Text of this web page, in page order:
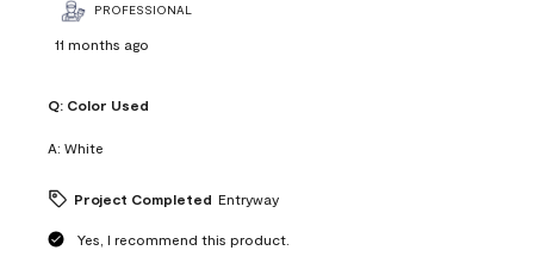
PROFESSIONAL
11 months ago
Q: Color Used
A: White
Project Completed Entryway
Yes, I recommend this product.